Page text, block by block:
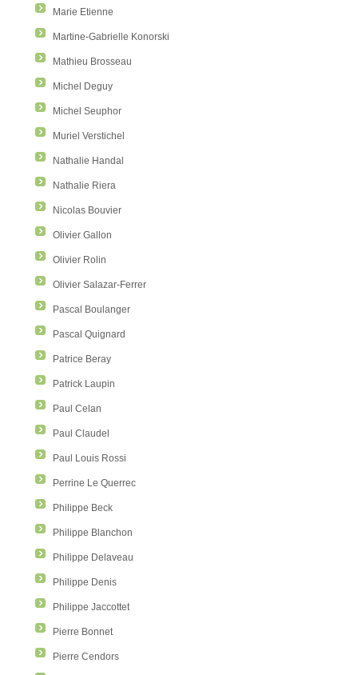
Marie Etienne
Martine-Gabrielle Konorski
Mathieu Brosseau
Michel Deguy
Michel Seuphor
Muriel Verstichel
Nathalie Handal
Nathalie Riera
Nicolas Bouvier
Olivier Gallon
Olivier Rolin
Olivier Salazar-Ferrer
Pascal Boulanger
Pascal Quignard
Patrice Beray
Patrick Laupin
Paul Celan
Paul Claudel
Paul Louis Rossi
Perrine Le Querrec
Philippe Beck
Philippe Blanchon
Philippe Delaveau
Philippe Denis
Philippe Jaccottet
Pierre Bonnet
Pierre Cendors